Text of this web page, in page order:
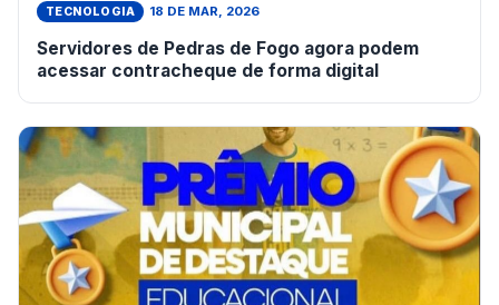
TECNOLOGIA 18 DE MAR, 2026
Servidores de Pedras de Fogo agora podem
acessar contracheque de forma digital